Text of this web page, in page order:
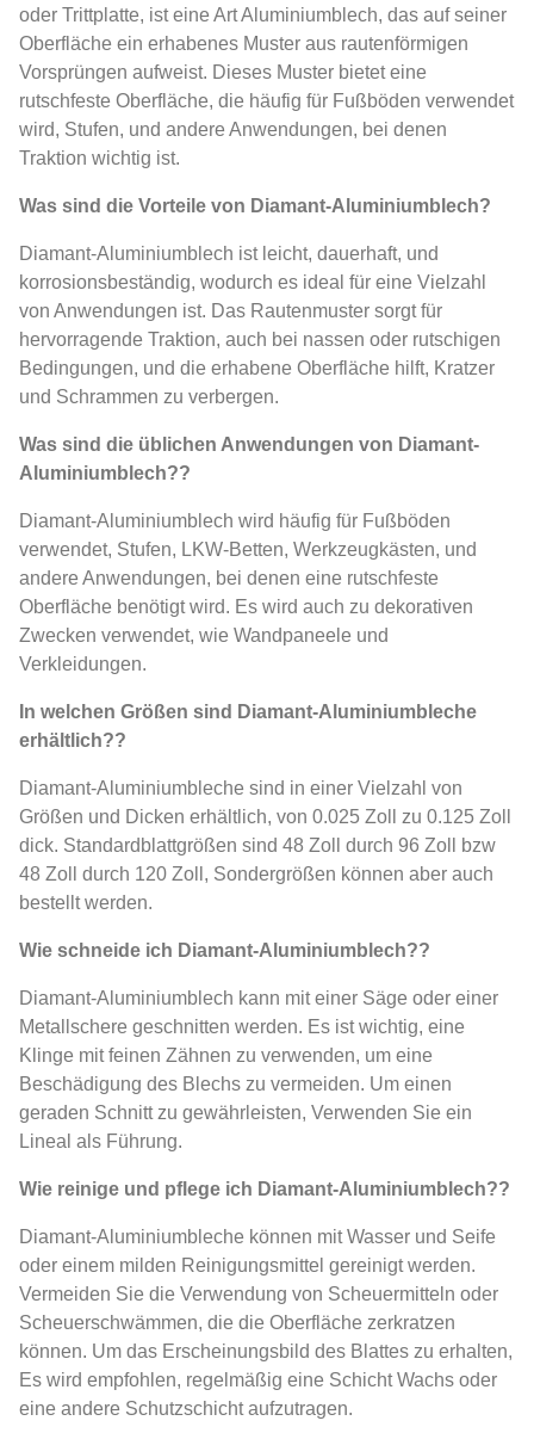
oder Trittplatte, ist eine Art Aluminiumblech, das auf seiner
Oberfläche ein erhabenes Muster aus rautenförmigen
Vorsprüngen aufweist. Dieses Muster bietet eine
rutschfeste Oberfläche, die häufig für Fußböden verwendet
wird, Stufen, und andere Anwendungen, bei denen
Traktion wichtig ist.
Was sind die Vorteile von Diamant-Aluminiumblech?
Diamant-Aluminiumblech ist leicht, dauerhaft, und
korrosionsbeständig, wodurch es ideal für eine Vielzahl
von Anwendungen ist. Das Rautenmuster sorgt für
hervorragende Traktion, auch bei nassen oder rutschigen
Bedingungen, und die erhabene Oberfläche hilft, Kratzer
und Schrammen zu verbergen.
Was sind die üblichen Anwendungen von Diamant-
Aluminiumblech??
Diamant-Aluminiumblech wird häufig für Fußböden
verwendet, Stufen, LKW-Betten, Werkzeugkästen, und
andere Anwendungen, bei denen eine rutschfeste
Oberfläche benötigt wird. Es wird auch zu dekorativen
Zwecken verwendet, wie Wandpaneele und
Verkleidungen.
In welchen Größen sind Diamant-Aluminiumbleche
erhältlich??
Diamant-Aluminiumbleche sind in einer Vielzahl von
Größen und Dicken erhältlich, von 0.025 Zoll zu 0.125 Zoll
dick. Standardblattgrößen sind 48 Zoll durch 96 Zoll bzw
48 Zoll durch 120 Zoll, Sondergrößen können aber auch
bestellt werden.
Wie schneide ich Diamant-Aluminiumblech??
Diamant-Aluminiumblech kann mit einer Säge oder einer
Metallschere geschnitten werden. Es ist wichtig, eine
Klinge mit feinen Zähnen zu verwenden, um eine
Beschädigung des Blechs zu vermeiden. Um einen
geraden Schnitt zu gewährleisten, Verwenden Sie ein
Lineal als Führung.
Wie reinige und pflege ich Diamant-Aluminiumblech??
Diamant-Aluminiumbleche können mit Wasser und Seife
oder einem milden Reinigungsmittel gereinigt werden.
Vermeiden Sie die Verwendung von Scheuermitteln oder
Scheuerschwämmen, die die Oberfläche zerkratzen
können. Um das Erscheinungsbild des Blattes zu erhalten,
Es wird empfohlen, regelmäßig eine Schicht Wachs oder
eine andere Schutzschicht aufzutragen.